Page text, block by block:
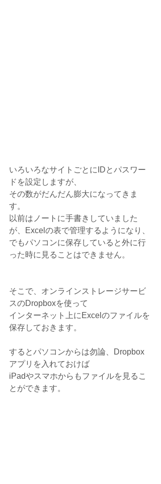
いろいろなサイトごとにIDとパスワー
ドを設定しますが、
その数がだんだん膨大になってきま
す。
以前はノートに手書きしていました
が、Excelの表で管理するようになり、
でもパソコンに保存していると外に行
った時に見ることはできません。
そこで、オンラインストレージサービ
スのDropboxを使って
インターネット上にExcelのファイルを
保存しておきます。
するとパソコンからは勿論、Dropbox
アプリを入れておけば
iPadやスマホからもファイルを見るこ
とができます。